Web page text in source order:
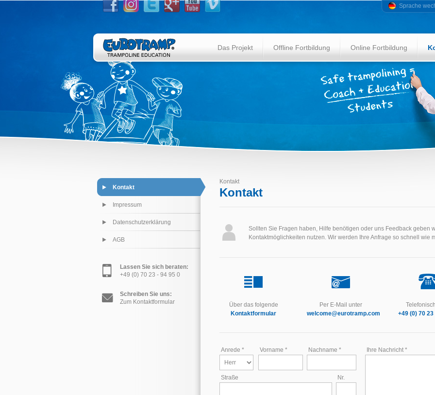
Sprache
Das Projekt Offline Fortbildung Online Fortbildung
Kontakt
Impressum
Datenschutzerklärung
AGB
Lassen Sie sich beraten:
+49 (0) 70 23 - 94 95 0
Schreiben Sie uns:
Zum Kontaktformular
Kontakt
Kontakt
Sollten Sie Fragen haben, Hilfe benötigen oder uns Feedback geben
Kontaktmöglichkeiten nutzen. Wir werden Ihre Anfrage so schnell wie
Über das folgende
Kontaktformular
Per E-Mail unter
welcome@eurotramp.com
+49 (0) 70 23
Anrede * Vorname * Nachname *
Straße Nr.
Ihre Nachricht *